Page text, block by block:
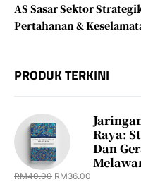
AS Sasar Sektor
Pertahanan &
PRODUK TERKINI
Raya:
Dan
RM40.00 RM36.00